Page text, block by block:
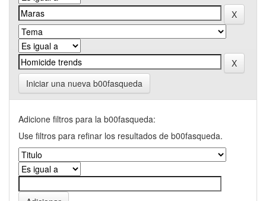
Iniciar una nueva b00fasqueda
Adicione filtros para la b00fasqueda:
Use filtros para refinar los resultados de b00fasqueda.